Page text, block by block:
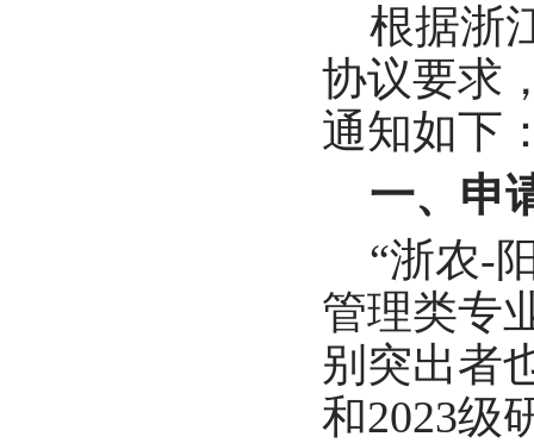
根据浙
协议要求
通知如下
一、申
“浙农-
管理类专
别突出者
和2023级